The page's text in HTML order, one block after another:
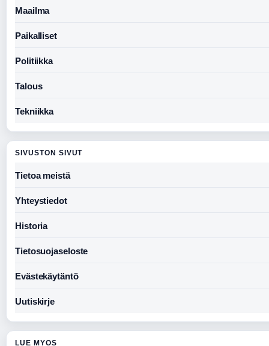
Maailma
Paikalliset
Politiikka
Talous
Tekniikka
SIVUSTON SIVUT
Tietoa meistä
Yhteystiedot
Historia
Tietosuojaseloste
Evästekäytäntö
Uutiskirje
LUE MYOS